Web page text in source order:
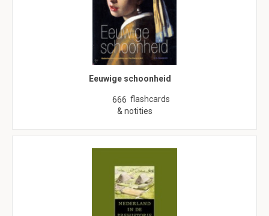
Eeuwige schoonheid
666 flashcards
& notities